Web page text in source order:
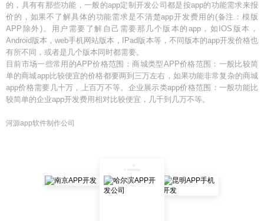
的，具有有那些功能，一般的app定制开发公司都是按app的功能需求来报
价的，如果不了解具体的功能需求是不清楚app开发费用的(备注：模版
APP除外)。用户需要了解自己需要那几个版本的app，如IOS版本，
Android版本，web手机网站版本，IPad版本等，不同版本的app开发价格也
有所不同，或者是几个版本同时都需要。
目前市场一些常用的APP价格范围：商城类型APP价格范围：一般比较简
单的商城app比较便宜的价格都要两到三万左右，如果功能非常复杂的商城
app价格需要几十万，上百万不等。企业展示类app价格范围：一般功能比
较简单的企业app开发费用相对比较便宜，几千到几万不等。
河源app软件制作公司